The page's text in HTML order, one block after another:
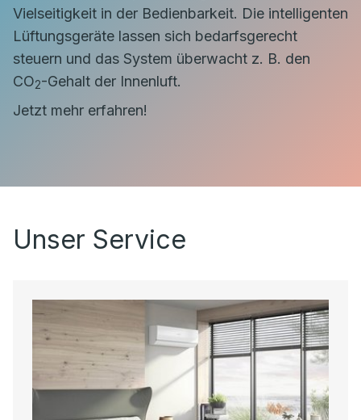
Vielseitigkeit in der Bedienbarkeit. Die intelligenten
Lüftungsgeräte lassen sich bedarfsgerecht
steuern und das System überwacht z. B. den
CO2-Gehalt der Innenluft.
Jetzt mehr erfahren!
Unser Service